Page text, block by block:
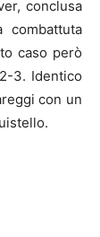
conclusa
caso però
3. Identico
con un